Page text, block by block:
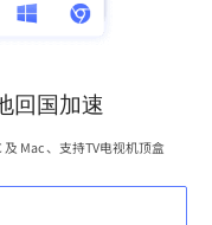
回国加速
Mac 、支持TV电视机顶盒